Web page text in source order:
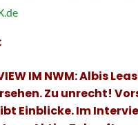
IM NWM: Albis
Zu unrecht!
Einblicke. Im